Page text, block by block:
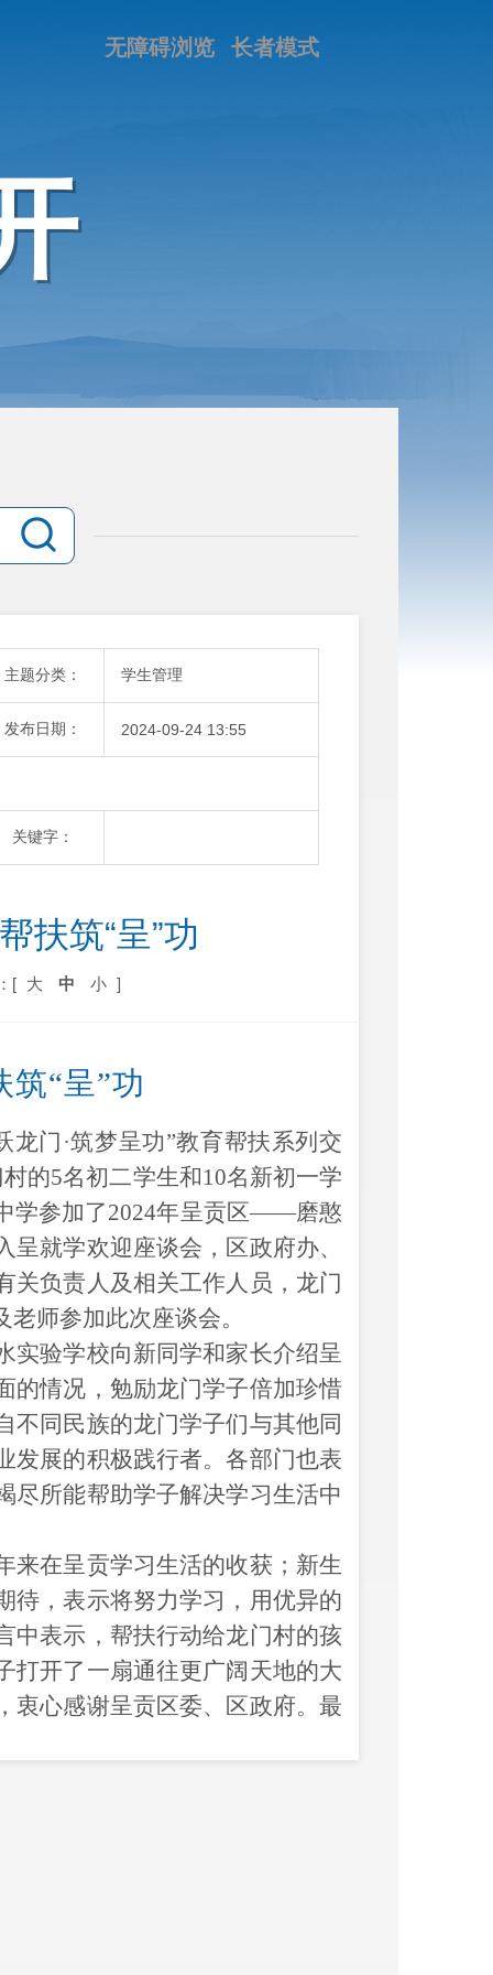
长者模式
无障碍浏览
主题分类： 学生管理
发布日期： 2024-09-24 13:55
关键字：
扶筑“呈”功
[ 大 中 小 ]
筑“呈”功
门·筑梦呈功”教育帮扶系列交
的5名初二学生和10名新初一学
学参加了2024年呈贡区——磨憨
就学欢迎座谈会，区政府办、
关负责人及相关工作人员，龙门
师参加此次座谈会。
实验学校向新同学和家长介绍呈
的情况，勉励龙门学子倍加珍惜
不同民族的龙门学子们与其他同
发展的积极践行者。各部门也表
尽所能帮助学子解决学习生活中
来在呈贡学习生活的收获；新生
待，表示将努力学习，用优异的
中表示，帮扶行动给龙门村的孩
打开了一扇通往更广阔天地的大
衷心感谢呈贡区委、区政府。最